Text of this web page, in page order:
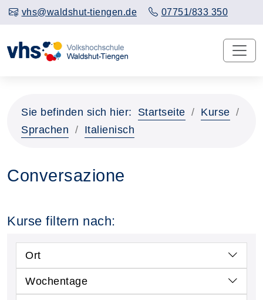
vhs@waldshut-tiengen.de 07751/833 350
Sie befinden sich hier: Startseite
Kurse
Sprachen
Italienisch
Conversazione
Kurse filtern nach:
Ort
Wochentage